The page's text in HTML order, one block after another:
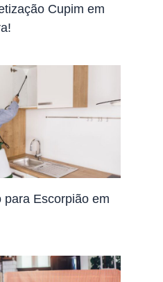
Cupim em
para Escorpião em